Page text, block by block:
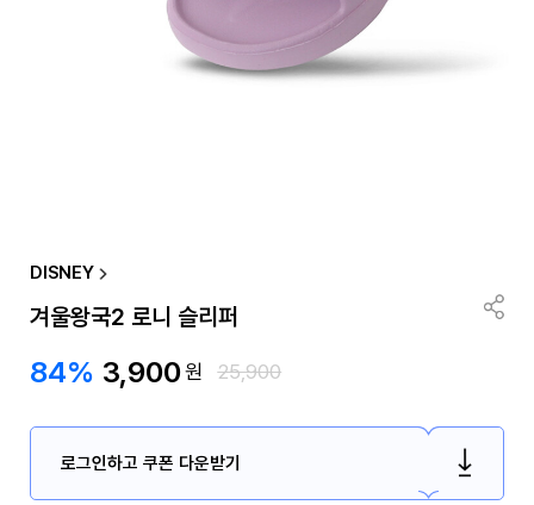
DISNEY
겨울왕국2 로니 슬리퍼
84% 3,900원 25,900
로그인하고 쿠폰 다운받기